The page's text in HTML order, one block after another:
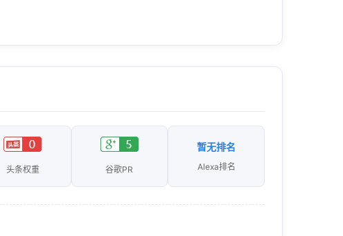
头条权重 谷歌PR
暂无排名
Alexa排名